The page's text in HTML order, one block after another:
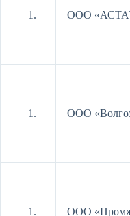
ООО
ООО
ООО